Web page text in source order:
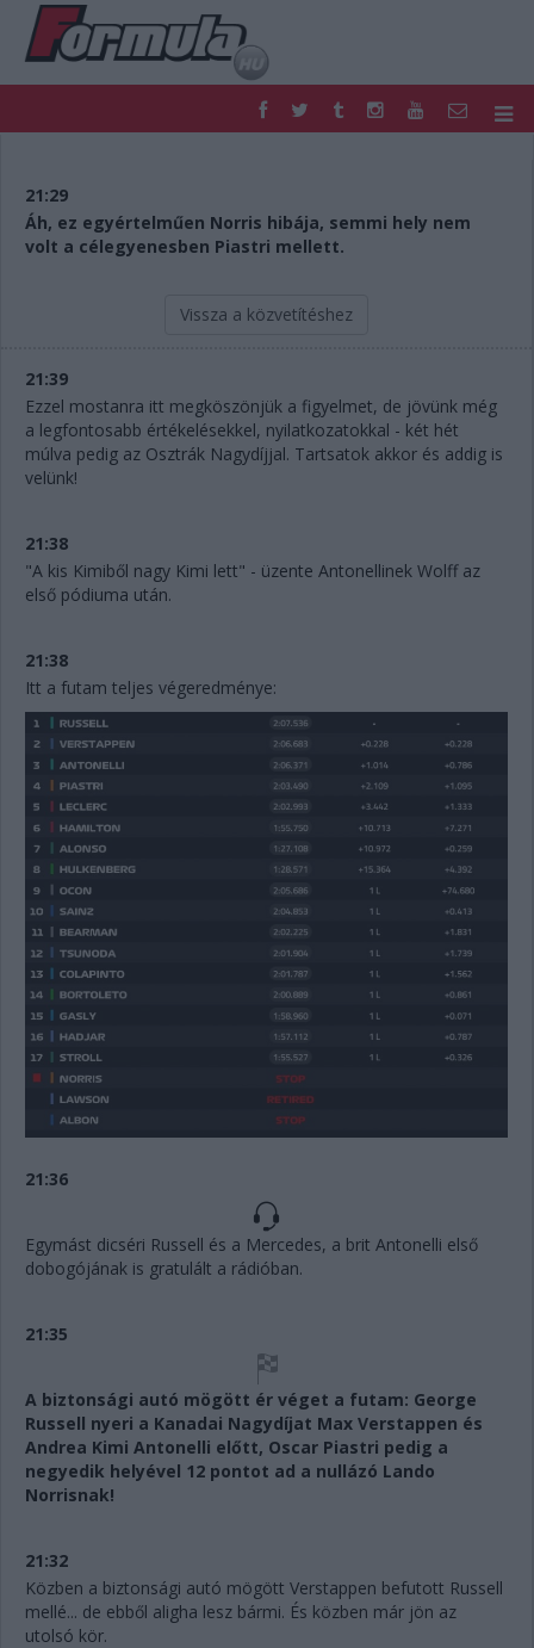
FORMULA
NEMZETKÖZI
HAZAI
RETRO
EGYÉB
TIPPJÁTÉK
21:29
Áh, ez egyértelműen Norris hibája, semmi hely nem
volt a célegyenesben Piastri mellett.
Vissza a közvetítéshez
21:39
Ezzel mostanra itt megköszönjük a figyelmet, de jövünk még
a legfontosabb értékelésekkel, nyilatkozatokkal - két hét
múlva pedig az Osztrák Nagydíjjal. Tartsatok akkor és addig is
velünk!
21:38
"A kis Kimiből nagy Kimi lett" - üzente Antonellinek Wolff az
első pódiuma után.
21:38
Itt a futam teljes végeredménye:
21:36
Egymást dicséri Russell és a Mercedes, a brit Antonelli első
dobogójának is gratulált a rádióban.
21:35
A biztonsági autó mögött ér véget a futam: George
Russell nyeri a Kanadai Nagydíjat Max Verstappen és
Andrea Kimi Antonelli előtt, Oscar Piastri pedig a
negyedik helyével 12 pontot ad a nullázó Lando
Norrisnak!
21:32
Közben a biztonsági autó mögött Verstappen befutott Russell
mellé... de ebből aligha lesz bármi. És közben már jön az
utolsó kör.